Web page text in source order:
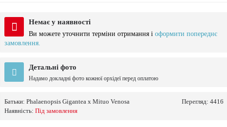
Немає у наявності
Ви можете уточнити терміни отримання і оформити попереднє
замовлення.
Детальні фото
Надамо докладні фото кожної орхідеї перед оплатою
Перегляд: 4416
Батьки: Phalaenopsis Gigantea x Mituo Venosa
Наявність: Пiд замовлення